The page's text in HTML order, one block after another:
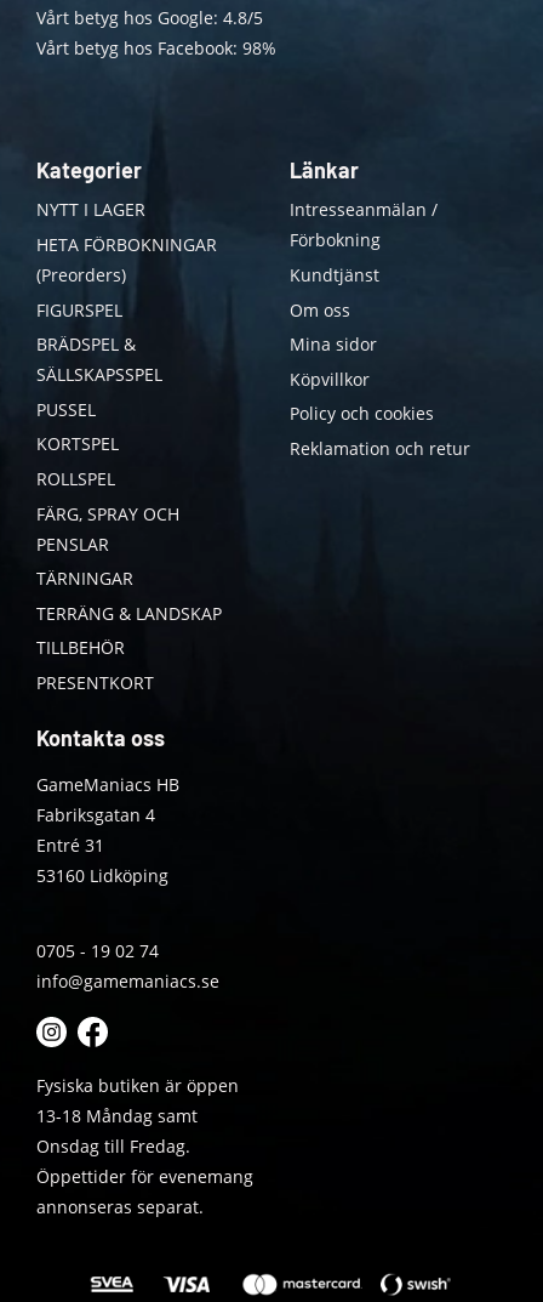
Vårt betyg hos Google: 4.8/5
Vårt betyg hos Facebook: 98%
Kategorier
NYTT I LAGER
HETA FÖRBOKNINGAR
(Preorders)
FIGURSPEL
BRÄDSPEL &
SÄLLSKAPSSPEL
PUSSEL
KORTSPEL
ROLLSPEL
FÄRG, SPRAY OCH
PENSLAR
TÄRNINGAR
TERRÄNG & LANDSKAP
TILLBEHÖR
PRESENTKORT
Länkar
Intresseanmälan /
Förbokning
Kundtjänst
Om oss
Mina sidor
Köpvillkor
Policy och cookies
Reklamation och retur
Kontakta oss
GameManiacs HB
Fabriksgatan 4
Entré 31
53160 Lidköping
0705 - 19 02 74
info@gamemaniacs.se
Fysiska butiken är öppen
13-18 Måndag samt
Onsdag till Fredag.
Öppettider för evenemang
annonseras separat.